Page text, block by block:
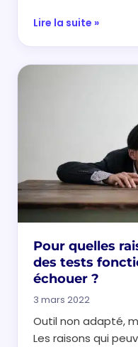
Lire la suite »
Pour quelles
des tests
échouer ?
3 mars 2022
Outil non adapté,
Les raisons qui